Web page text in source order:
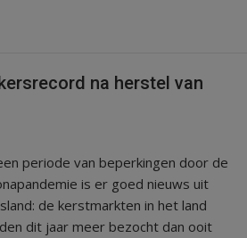
na herstel van
periode van beperkingen door de
is er goed nieuws uit
de kerstmarkten in het land
dit jaar meer bezocht dan ooit